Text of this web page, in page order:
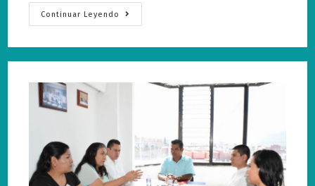
Continuar Leyendo
Sujetos
Obligados
A